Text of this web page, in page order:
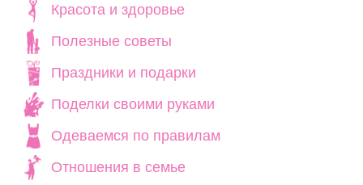
Красота и здоровье
Полезные советы
Праздники и подарки
Поделки своими руками
Одеваемся по правилам
Отношения в семье